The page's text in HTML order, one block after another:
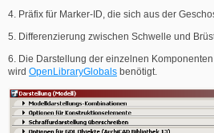
4. Präfix für Marker-ID, die sich aus der
5. Differenzierung zwischen Schwelle und
6. Die Darstellung der einzelnen
wird OpenLibraryGlobals benötigt.